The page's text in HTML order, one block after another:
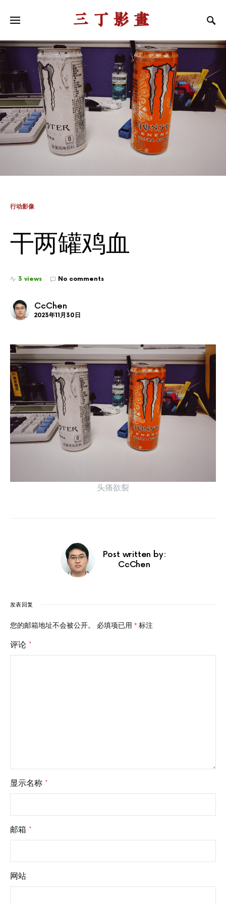
三丁影画
行动影像
干两罐鸡血
3 views No comments
CcChen
2023年11月30日
头痛欲裂
Post written by:
CcChen
发表回复
您的邮箱地址不会被公开。 必填项已用 * 标注
评论 *
显示名称 *
邮箱 *
网站